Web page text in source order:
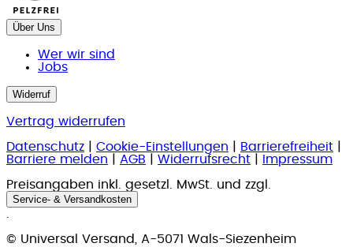
Über Uns
Wer wir sind
Jobs
Widerruf
Vertrag widerrufen
Datenschutz
Cookie-Einstellungen Barrierefreiheit
Barriere melden
AGB Widerrufsrecht
Impressum
Preisangaben inkl. gesetzl. MwSt. und zzgl.
Service- & Versandkosten
© Universal Versand, A-5071 Wals-Siezenheim